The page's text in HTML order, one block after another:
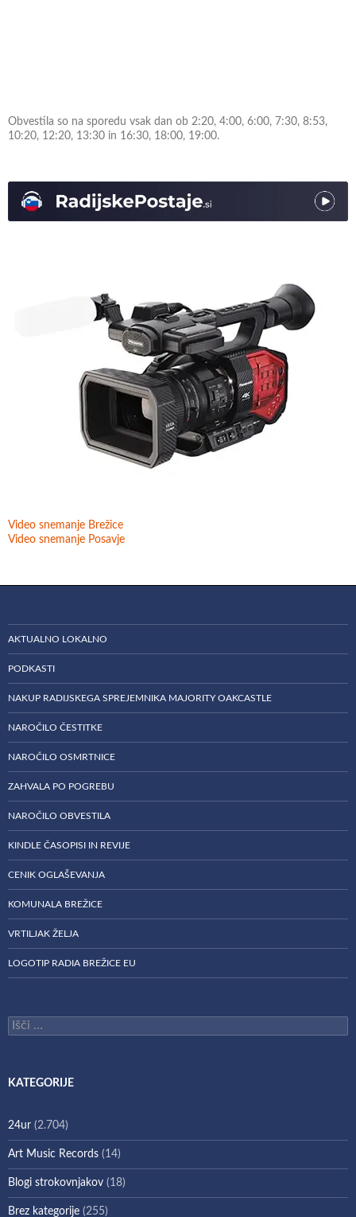
Obvestila so na sporedu vsak dan ob 2:20, 4:00, 6:00, 7:30, 8:53,
10:20, 12:20, 13:30 in 16:30, 18:00, 19:00.
Video snemanje Brežice
Video snemanje Posavje
AKTUALNO LOKALNO
PODKASTI
NAKUP RADIJSKEGA SPREJEMNIKA MAJORITY OAKCASTLE
NAROČILO ČESTITKE
NAROČILO OSMRTNICE
ZAHVALA PO POGREBU
NAROČILO OBVESTILA
KINDLE ČASOPISI IN REVIJE
CENIK OGLAŠEVANJA
KOMUNALA BREŽICE
VRTILJAK ŽELJA
LOGOTIP RADIA BREŽICE EU
Išči:
KATEGORIJE
24ur (2.704)
Art Music Records (14)
Blogi strokovnjakov (18)
Brez kategorije (255)